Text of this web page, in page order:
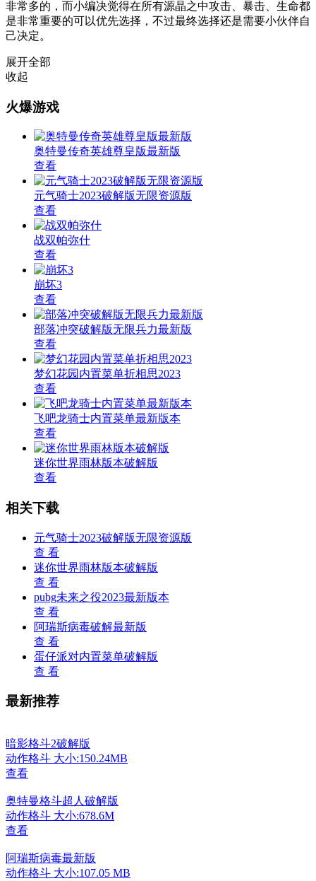
非常多的，而小编决觉得在所有源晶之中攻击、暴击、生命都
是非常重要的可以优先选择，不过最终选择还是需要小伙伴自
己决定。
展开全部
收起
火爆游戏
奥特曼传奇英雄尊皇版最新版
查看
元气骑士2023破解版无限资源版
查看
战双帕弥什
查看
崩坏3
查看
部落冲突破解版无限兵力最新版
查看
梦幻花园内置菜单折相思2023
查看
飞吧龙骑士内置菜单最新版本
查看
迷你世界雨林版本破解版
查看
相关下载
元气骑士2023破解版无限资源版
查 看
迷你世界雨林版本破解版
查 看
pubg未来之役2023最新版本
查 看
阿瑞斯病毒破解最新版
查 看
蛋仔派对内置菜单破解版
查 看
最新推荐
暗影格斗2破解版
动作格斗 大小:150.24MB
查看
奥特曼格斗超人破解版
动作格斗 大小:678.6M
查看
阿瑞斯病毒最新版
动作格斗 大小:107.05 MB